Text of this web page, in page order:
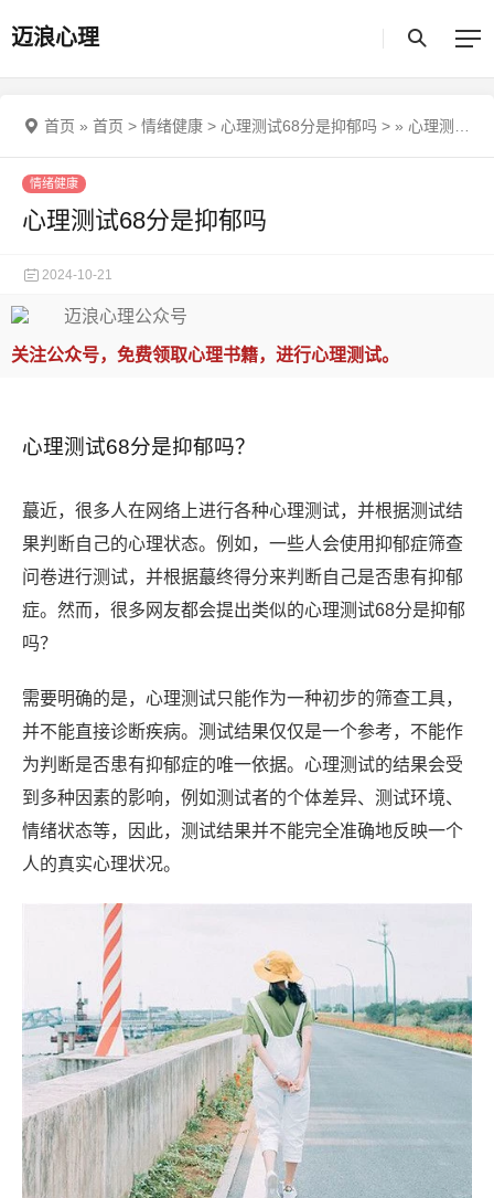
迈浪心理
首页 » 首页 > 情绪健康 > 心理测试68分是抑郁吗 > » 心理测试68分是抑郁吗
情绪健康
心理测试68分是抑郁吗
2024-10-21
关注公众号，免费领取心理书籍，进行心理测试。
心理测试68分是抑郁吗？
蕞近，很多人在网络上进行各种心理测试，并根据测试结
果判断自己的心理状态。例如，一些人会使用抑郁症筛查
问卷进行测试，并根据蕞终得分来判断自己是否患有抑郁
症。然而，很多网友都会提出类似的心理测试68分是抑郁
吗？
需要明确的是，心理测试只能作为一种初步的筛查工具，
并不能直接诊断疾病。测试结果仅仅是一个参考，不能作
为判断是否患有抑郁症的唯一依据。心理测试的结果会受
到多种因素的影响，例如测试者的个体差异、测试环境、
情绪状态等，因此，测试结果并不能完全准确地反映一个
人的真实心理状况。